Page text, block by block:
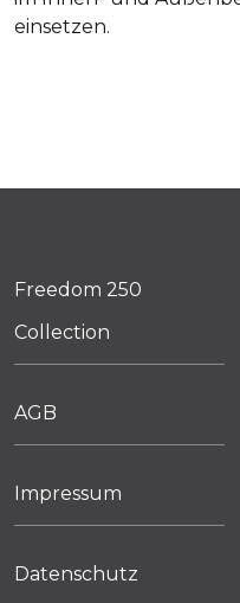
einsetzen.
Freedom 250
Collection
AGB
Impressum
Datenschutz